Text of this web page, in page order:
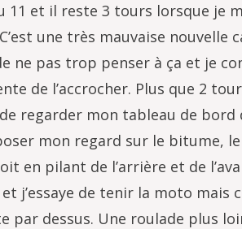
11 et il reste 3 tours lorsque je
une très mauvaise nouvelle
ne pas trop penser à ça et je
de l’accrocher. Plus que 2
regarder mon tableau de bord
mon regard sur le bitume,
en pilant de l’arrière et de
j’essaye de tenir la moto
par dessus. Une roulade plus